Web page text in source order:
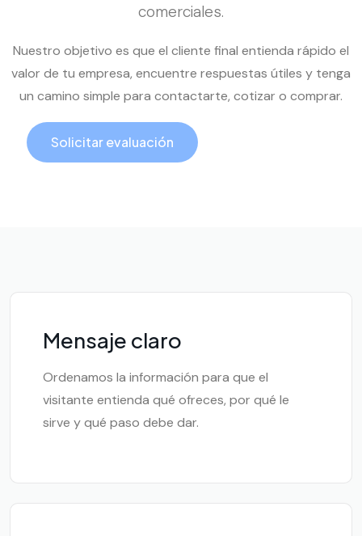
comerciales.
Nuestro objetivo es que el cliente final entienda rápido el
valor de tu empresa, encuentre respuestas útiles y tenga
un camino simple para contactarte, cotizar o comprar.
Solicitar evaluación
Mensaje claro
Ordenamos la información para que el
visitante entienda qué ofreces, por qué le
sirve y qué paso debe dar.